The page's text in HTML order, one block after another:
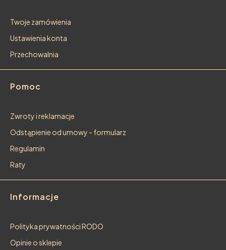
Twoje zamówienia
Ustawienia konta
Przechowalnia
Pomoc
Zwroty i reklamacje
Odstąpienie od umowy - formularz
Regulamin
Raty
Informacje
Polityka prywatności RODO
Opinie o sklepie